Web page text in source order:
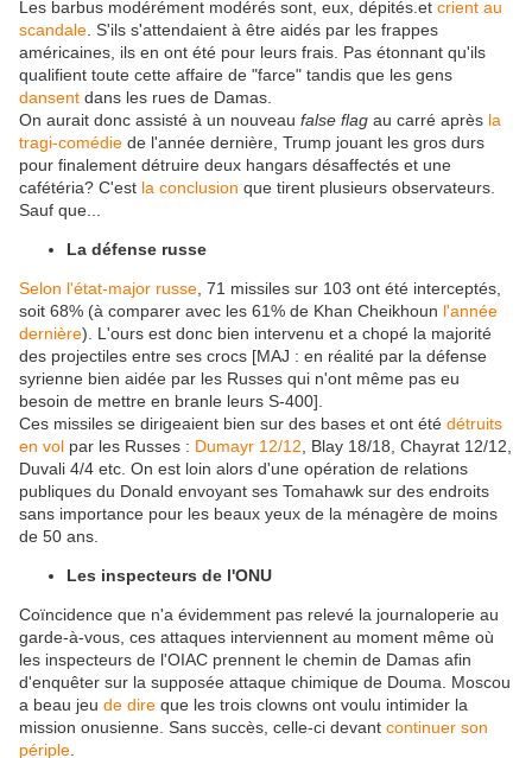
Les barbus modérément modérés sont, eux, dépités.et crient au
scandale . S'ils s'attendaient à être aidés par les frappes
américaines, ils en ont été pour leurs frais. Pas étonnant qu'ils
qualifient toute cette affaire de "farce" tandis que les gens
dansent dans les rues de Damas.
On aurait donc assisté à un nouveau false flag au carré après la
tragi-comédie de l'année dernière, Trump jouant les gros durs
pour finalement détruire deux hangars désaffectés et une
cafétéria? C'est la conclusion que tirent plusieurs observateurs.
Sauf que...
La défense russe
Selon l'état-major russe , 71 missiles sur 103 ont été interceptés,
soit 68% (à comparer avec les 61% de Khan Cheikhoun l'année
dernière). L'ours est donc bien intervenu et a chopé la majorité
des projectiles entre ses crocs [MAJ : en réalité par la défense
syrienne bien aidée par les Russes qui n'ont même pas eu
besoin de mettre en branle leurs S-400].
Ces missiles se dirigeaient bien sur des bases et ont été détruits
en vol par les Russes : Dumayr 12/12 , Blay 18/18, Chayrat 12/12,
Duvali 4/4 etc. On est loin alors d'une opération de relations
publiques du Donald envoyant ses Tomahawk sur des endroits
sans importance pour les beaux yeux de la ménagère de moins
de 50 ans.
Les inspecteurs de l'ONU
Coïncidence que n'a évidemment pas relevé la journaloperie au
garde-à-vous, ces attaques interviennent au moment même où
les inspecteurs de l'OIAC prennent le chemin de Damas afin
d'enquêter sur la supposée attaque chimique de Douma. Moscou
a beau jeu de dire que les trois clowns ont voulu intimider la
mission onusienne. Sans succès, celle-ci devant continuer son
périple